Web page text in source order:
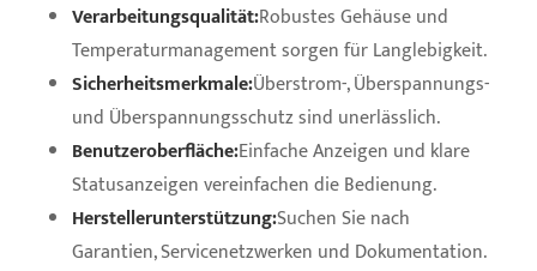
Verarbeitungsqualität:Robustes Gehäuse und
Temperaturmanagement sorgen für Langlebigkeit.
Sicherheitsmerkmale:Überstrom-, Überspannungs-
und Überspannungsschutz sind unerlässlich.
Benutzeroberfläche:Einfache Anzeigen und klare
Statusanzeigen vereinfachen die Bedienung.
Herstellerunterstützung:Suchen Sie nach
Garantien, Servicenetzwerken und Dokumentation.